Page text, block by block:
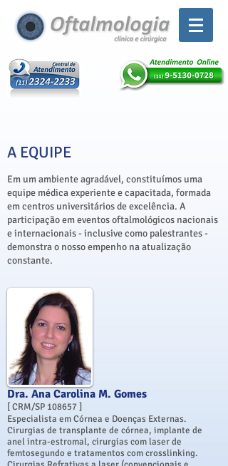
A EQUIPE
Em um ambiente agradável, constituímos uma
equipe médica experiente e capacitada, formada
em centros universitários de excelência. A
participação em eventos oftalmológicos nacionais
e internacionais - inclusive como palestrantes -
demonstra o nosso empenho na atualização
constante.
Dra. Ana Carolina M. Gomes
[ CRM/SP 108657 ]
​Especialista em Córnea e Doenças Externas.
Cirurgias de transplante de córnea, implante de
anel intra-estromal, cirurgias com laser de
femtosegundo e tratamentos com crosslinking.